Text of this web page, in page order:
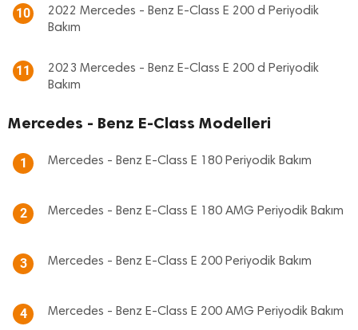
10
2022 Mercedes - Benz E-Class E 200 d Periyodik
Bakım
11
2023 Mercedes - Benz E-Class E 200 d Periyodik
Bakım
Mercedes - Benz E-Class Modelleri
1 Mercedes - Benz E-Class E 180 Periyodik Bakım
2 Mercedes - Benz E-Class E 180 AMG Periyodik Bakım
3 Mercedes - Benz E-Class E 200 Periyodik Bakım
4 Mercedes - Benz E-Class E 200 AMG Periyodik Bakım